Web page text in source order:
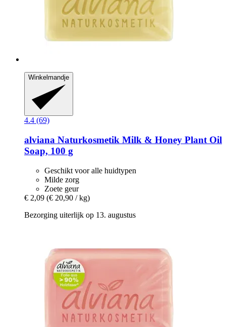
Winkelmandje
4.4 (69)
alviana Naturkosmetik Milk & Honey Plant Oil
Soap, 100 g
Geschikt voor alle huidtypen
Milde zorg
Zoete geur
€ 2,09 (€ 20,90 / kg)
Bezorging uiterlijk op 13. augustus